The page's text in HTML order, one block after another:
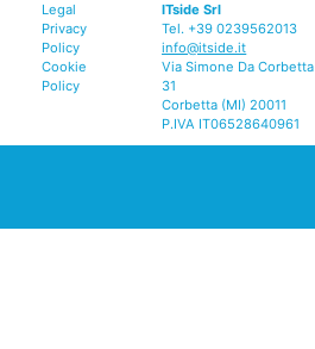
Legal
Privacy
Policy
Cookie
Policy
ITside Srl
Tel. +39 0239562013
info@itside.it
Via Simone Da Corbetta
31
Corbetta (MI) 20011
P.IVA IT06528640961